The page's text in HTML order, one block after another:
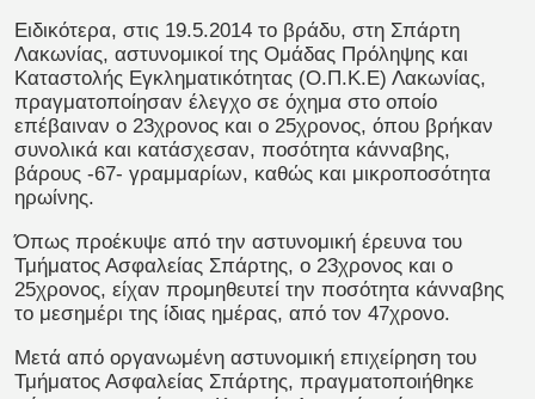
Ειδικότερα, στις 19.5.2014 το βράδυ, στη Σπάρτη
Λακωνίας, αστυνομικοί της Ομάδας Πρόληψης και
Καταστολής Εγκληματικότητας (Ο.Π.Κ.Ε) Λακωνίας,
πραγματοποίησαν έλεγχο σε όχημα στο οποίο
επέβαιναν ο 23χρονος και ο 25χρονος, όπου βρήκαν
συνολικά και κατάσχεσαν, ποσότητα κάνναβης,
βάρους -67- γραμμαρίων, καθώς και μικροποσότητα
ηρωίνης.
Όπως προέκυψε από την αστυνομική έρευνα του
Τμήματος Ασφαλείας Σπάρτης, ο 23χρονος και ο
25χρονος, είχαν προμηθευτεί την ποσότητα κάνναβης
το μεσημέρι της ίδιας ημέρας, από τον 47χρονο.
Μετά από οργανωμένη αστυνομική επιχείρηση του
Τμήματος Ασφαλείας Σπάρτης, πραγματοποιήθηκε